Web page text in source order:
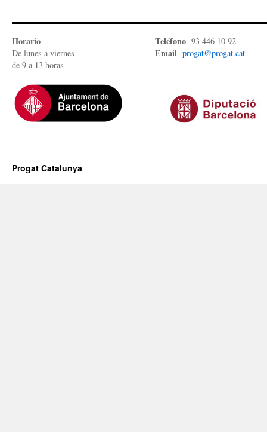
Horario
De lunes a viernes
de 9 a 13 horas
Teléfono 93 446 10 92
Email progat@progat.cat
Progat Catalunya